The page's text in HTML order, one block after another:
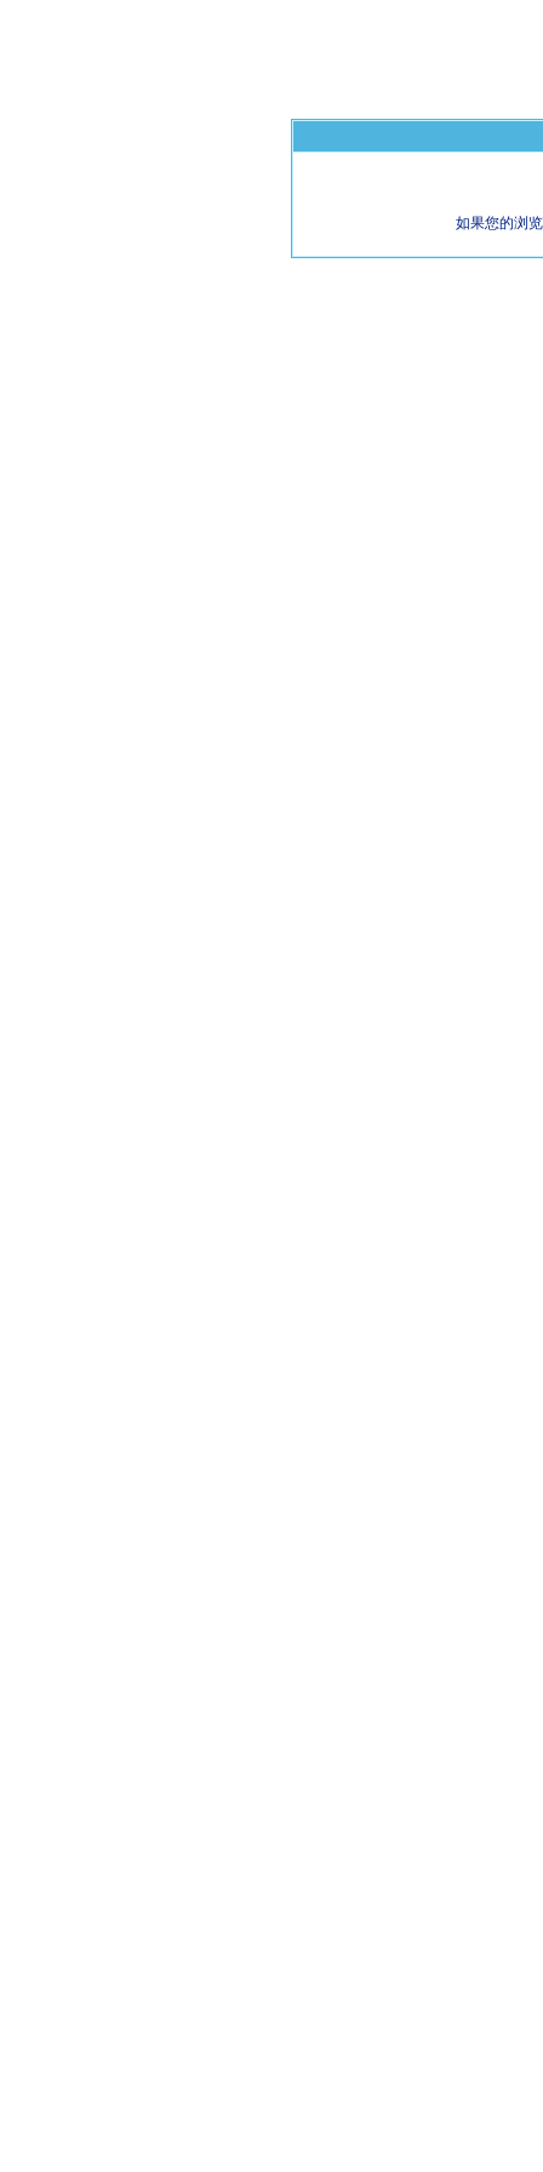
如果您的浏